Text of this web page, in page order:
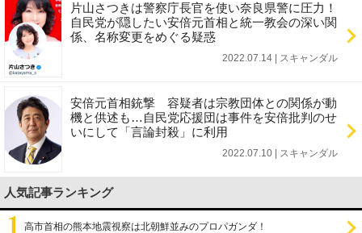
片山さつきは警察庁長官を使い奈良県警に圧力！
自民党が隠したい安倍元首相と統一教会の深い関
係、名称変更をめぐる疑惑
2022.07.14 | スキャンダル
安倍元首相銃撃 容疑者は宗教団体との関係が動
機と供述も…自民党応援団は事件を安倍批判のせ
いにして「言論封殺」に利用
2022.07.10 | スキャンダル
人気記事ランキング
高市首相の熊本地震視察は北朝鮮並みのプロパガンダ！